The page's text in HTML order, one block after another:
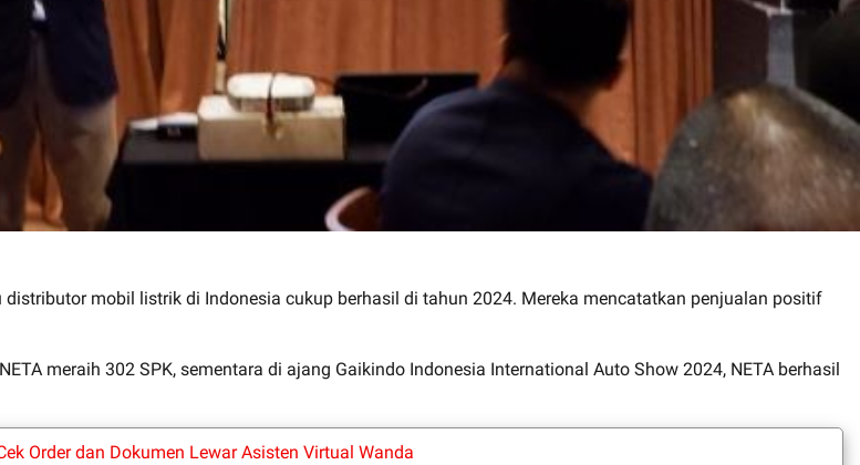
mobil listrik di Indonesia cukup berhasil di tahun 2024. Mereka mencatatkan penjualan positif
meraih 302 SPK, sementara di ajang Gaikindo Indonesia International Auto Show 2024, NETA berhasil
Order dan Dokumen Lewar Asisten Virtual Wanda